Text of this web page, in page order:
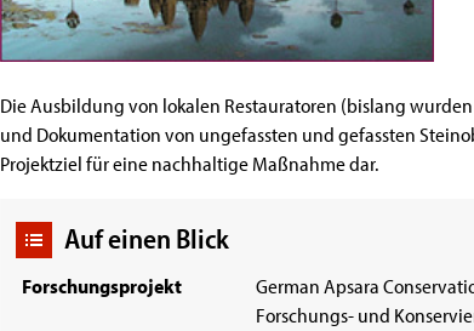
Die Ausbildung von lokalen Restauratoren (bislang
und Dokumentation von ungefassten und gefassten
Projektziel für eine nachhaltige Maßnahme dar.
Auf einen Blick
Forschungsprojekt
German Apsara
Forschungs- und